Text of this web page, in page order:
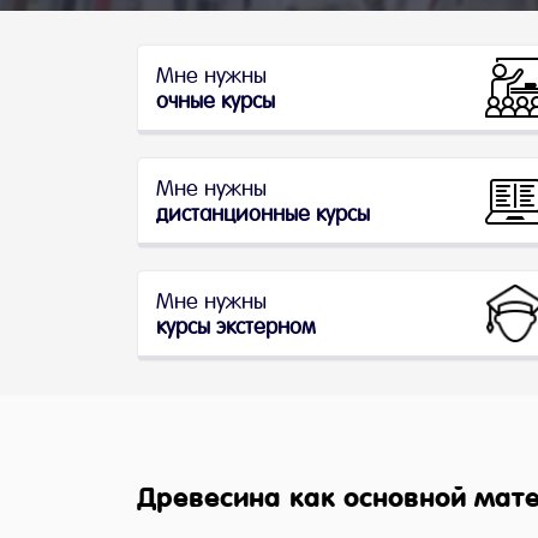
Мне нужны
очные курсы
Мне нужны
дистанционные курсы
Мне нужны
курсы экстерном
Древесина как основной